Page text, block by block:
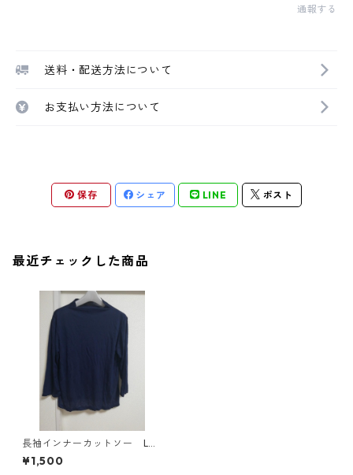
通報する
送料・配送方法について
お支払い方法について
保存 シェア LINE ポスト
最近チェックした商品
長袖インナーカットソー L
ブルー MAA-2508
¥1,500